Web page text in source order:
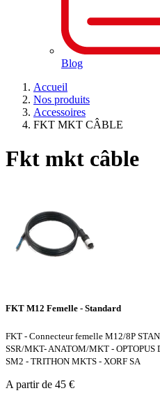
Blog
Accueil
Nos produits
Accessoires
FKT MKT CÂBLE
Fkt mkt câble
FKT M12 Femelle - Standard
FKT - Connecteur femelle M12/8P
SSR/MKT- ANATOM/MKT -
SM2 - TRITHON MKTS - XORF SA
A partir de 45 €